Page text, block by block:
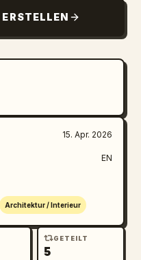
15. Apr. 2026
EN
Architektur / Interieur
GETEILT
5